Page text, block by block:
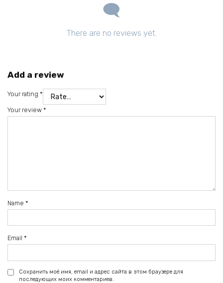
There are no reviews yet.
Add a review
Your rating *
Your review *
Name *
Email *
Сохранить моё имя, email и адрес сайта в этом браузере для
последующих моих комментариев.